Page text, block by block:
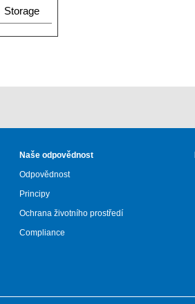
Storage
Naše odpovědnost
Odpovědnost
Principy
Ochrana životního prostředí
Compliance